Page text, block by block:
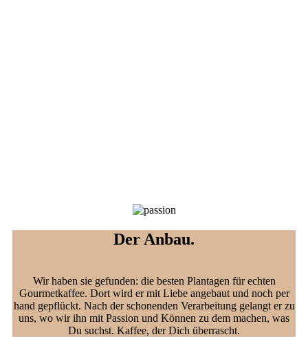
Der Anbau.
Wir haben sie gefunden: die besten Plantagen für echten
Gourmetkaffee. Dort wird er mit Liebe angebaut und noch per
hand gepflückt. Nach der schonenden Verarbeitung gelangt er zu
uns, wo wir ihn mit Passion und Können zu dem machen, was
Du suchst. Kaffee, der Dich überrascht.